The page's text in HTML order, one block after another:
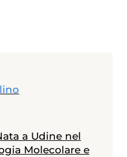
a Udine nel
Molecolare e